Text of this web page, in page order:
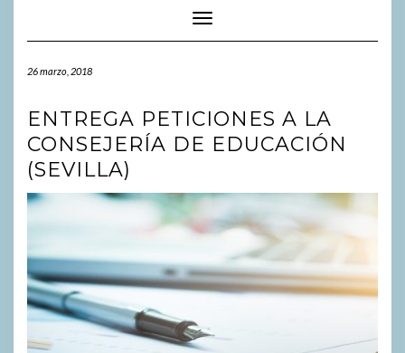
Cambiar modo de navegación
26 marzo, 2018
ENTREGA PETICIONES A LA
CONSEJERÍA DE EDUCACIÓN
(SEVILLA)